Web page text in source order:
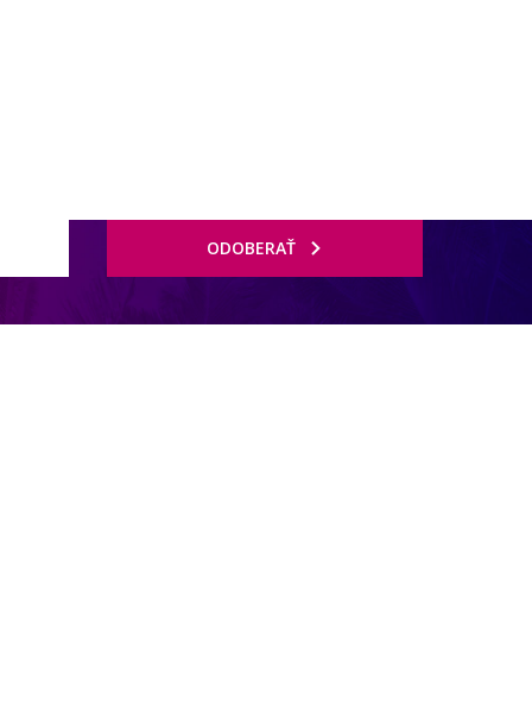
všetky za poplatok s nutnou rezerváciou), 5 barov (Centre point,
(za poplatok), služby zdravotnej sestry.
set na prípravu kávy a čaju, balkón, cca 27 m2.
ODOBERAŤ